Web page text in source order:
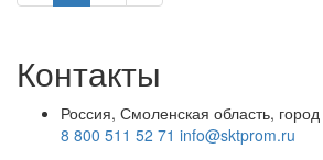
Контакты
Россия, Смоленская область,
8 800 511 52 71 info@sktprom.ru